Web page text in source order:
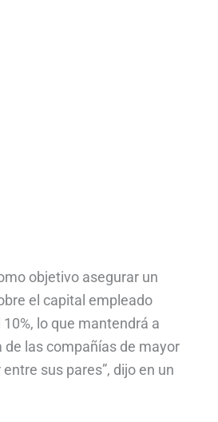
objetivo asegurar un
el capital empleado
10%, lo que mantendrá a
de las compañías de mayor
sus pares”, dijo en un